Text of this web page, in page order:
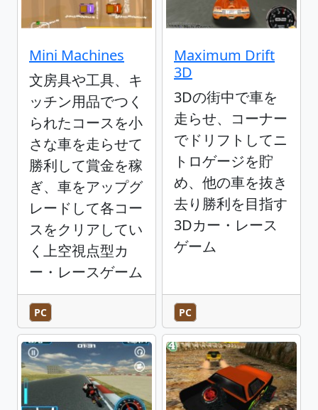
Mini Machines
文房具や工具、キ
ッチン用品でつく
られたコースを小
さな車を走らせて
勝利して賞金を稼
ぎ、車をアップグ
レードして各コー
スをクリアしてい
く上空視点型カ
ー・レースゲーム
PC
Maximum Drift
3D
3Dの街中で車を
走らせ、コーナー
でドリフトしてニ
トロゲージを貯
め、他の車を抜き
去り勝利を目指す
3Dカー・レース
ゲーム
PC